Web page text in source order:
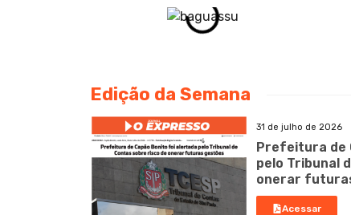
Edição da Semana
31 de julho de 2026
Prefeitura de
pelo Tribunal
onerar
Acessar